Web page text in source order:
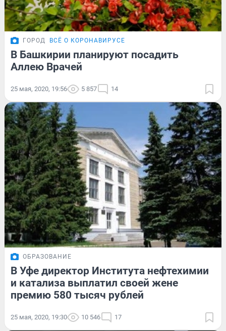
ГОРОД ВСЁ О КОРОНАВИРУСЕ
В Башкирии планируют посадить
Аллею Врачей
25 мая, 2020, 19:56 5 857 14
ОБРАЗОВАНИЕ
В Уфе директор Института нефтехимии
и катализа выплатил своей жене
премию 580 тысяч рублей
25 мая, 2020, 19:30 10 546 17